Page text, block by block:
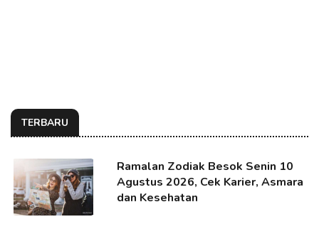
TERBARU
Ramalan Zodiak Besok Senin 10
Agustus 2026, Cek Karier, Asmara
dan Kesehatan